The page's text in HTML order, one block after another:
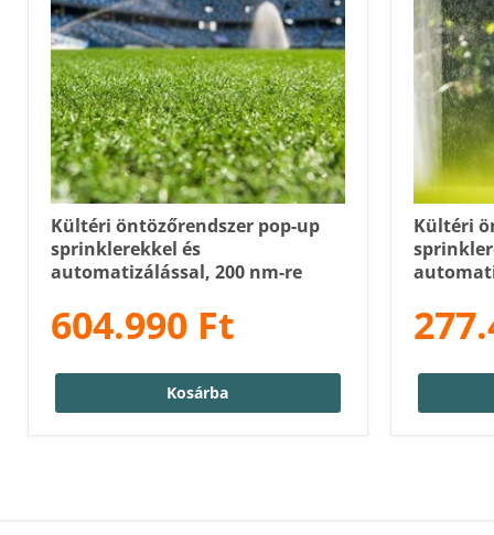
Kültéri öntözőrendszer pop-up
sprinklerekkel és
automatizálással, 200 nm-re
604.990 Ft
Kosárba
Kültéri